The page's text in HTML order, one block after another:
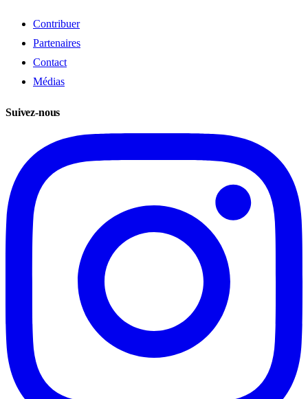
Contribuer
Partenaires
Contact
Médias
Suivez-nous